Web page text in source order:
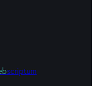
scriptum